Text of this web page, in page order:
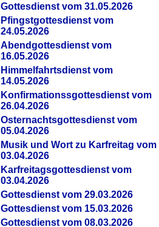
Gottesdienst vom 31.05.2026
Pfingstgottesdienst vom
24.05.2026
Abendgottesdienst vom
16.05.2026
Himmelfahrtsdienst vom
14.05.2026
Konfirmationssgottesdienst vom
26.04.2026
Osternachtsgottesdienst vom
05.04.2026
Musik und Wort zu Karfreitag vom
03.04.2026
Karfreitagsgottesdienst vom
03.04.2026
Gottesdienst vom 29.03.2026
Gottesdienst vom 15.03.2026
Gottesdienst vom 08.03.2026